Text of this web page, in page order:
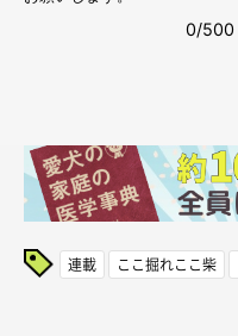
連載 ここ掘れここ柴